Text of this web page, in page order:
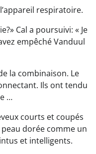
respiratoire.
Cal a poursuivi: « Je
empêché Vanduul
la combinaison. Le
Ils ont tendu
…
courts et coupés
dorée comme un
et intelligents.